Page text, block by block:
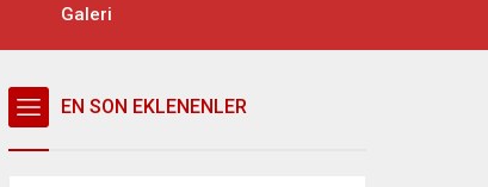
Galeri
EN SON EKLENENLER